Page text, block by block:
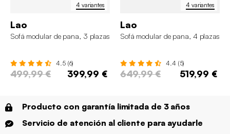
4 variantes
Lao
Sofá modular de pana, 3 plazas
4.5 (6)
499,99 € 399,99 €
4 variantes
Lao
Sofá modular de pana, 4 plazas
4.4 (5)
649,99 € 519,99 €
Producto con garantía limitada de 3 años
Servicio de atención al cliente para ayudarle